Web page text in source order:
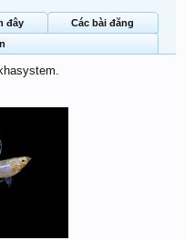
đây
Các bài đăng